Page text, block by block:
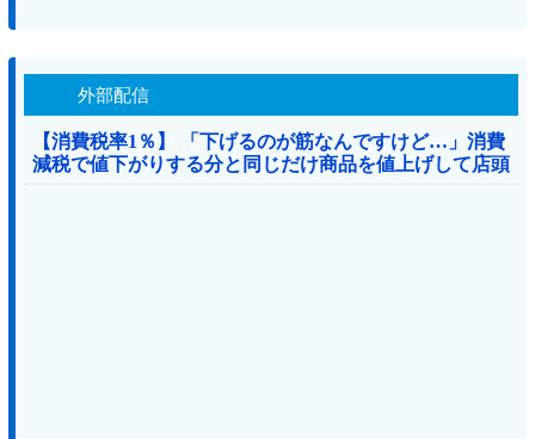
外部配信
【消費税率1％】 「下げるのが筋なんですけど…」消費
減税で値下がりする分と同じだけ商品を値上げして店頭
価格を変えない店も